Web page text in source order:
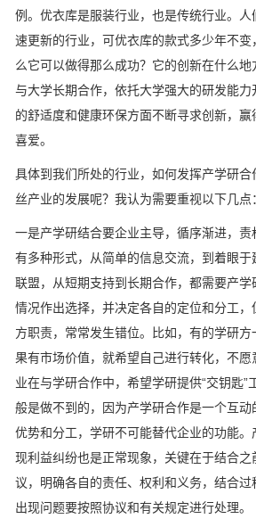
例。优衣库是服装行业，也是传统行业。
速更新的行业，可优衣库的款式多少年不
么它可以做得那么成功？它的创新在什么
与大学长期合作，依托大学强大的研发能
的舒适度和健康环保方面不断寻求创新，
喜爱。
具体到我们所处的行业，如何发挥产学研
丝产业的发展呢？我认为需要重视以下几点：
一是产学研结合要企业主导，循序渐进，
有多种形式，从简单的信息交流，到着眼
联盟，从短期支持到长期合作，都需要产
情况作出选择，并决定各自的定位和分工
方职责，常常发生错位。比如，有的学研
果有市场价值，就希望自己进行转化，不
业在与学研合作中，希望学研提供“交钥匙”
般是做不到的，因为产学研合作是一个互
优势和分工，学研不可能替代企业的功能
现利益纠纷也是正常现象，关键在于结合
议，明确各自的责任、权利和义务，结合过
出现问题要按照协议和有关规定进行处理。